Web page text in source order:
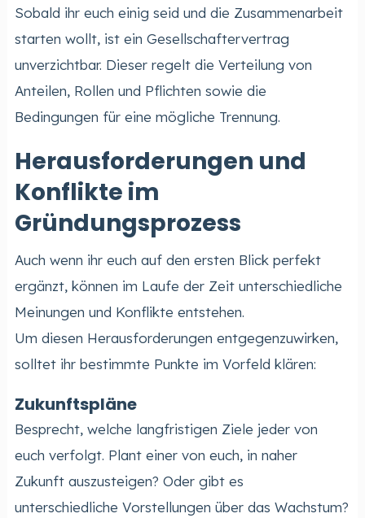
Sobald ihr euch einig seid und die Zusammenarbeit
starten wollt, ist ein Gesellschaftervertrag
unverzichtbar. Dieser regelt die Verteilung von
Anteilen, Rollen und Pflichten sowie die
Bedingungen für eine mögliche Trennung.
Herausforderungen und
Konflikte im
Gründungsprozess
Auch wenn ihr euch auf den ersten Blick perfekt
ergänzt, können im Laufe der Zeit unterschiedliche
Meinungen und Konflikte entstehen.
Um diesen Herausforderungen entgegenzuwirken,
solltet ihr bestimmte Punkte im Vorfeld klären:
Zukunftspläne
Besprecht, welche langfristigen Ziele jeder von
euch verfolgt. Plant einer von euch, in naher
Zukunft auszusteigen? Oder gibt es
unterschiedliche Vorstellungen über das Wachstum?